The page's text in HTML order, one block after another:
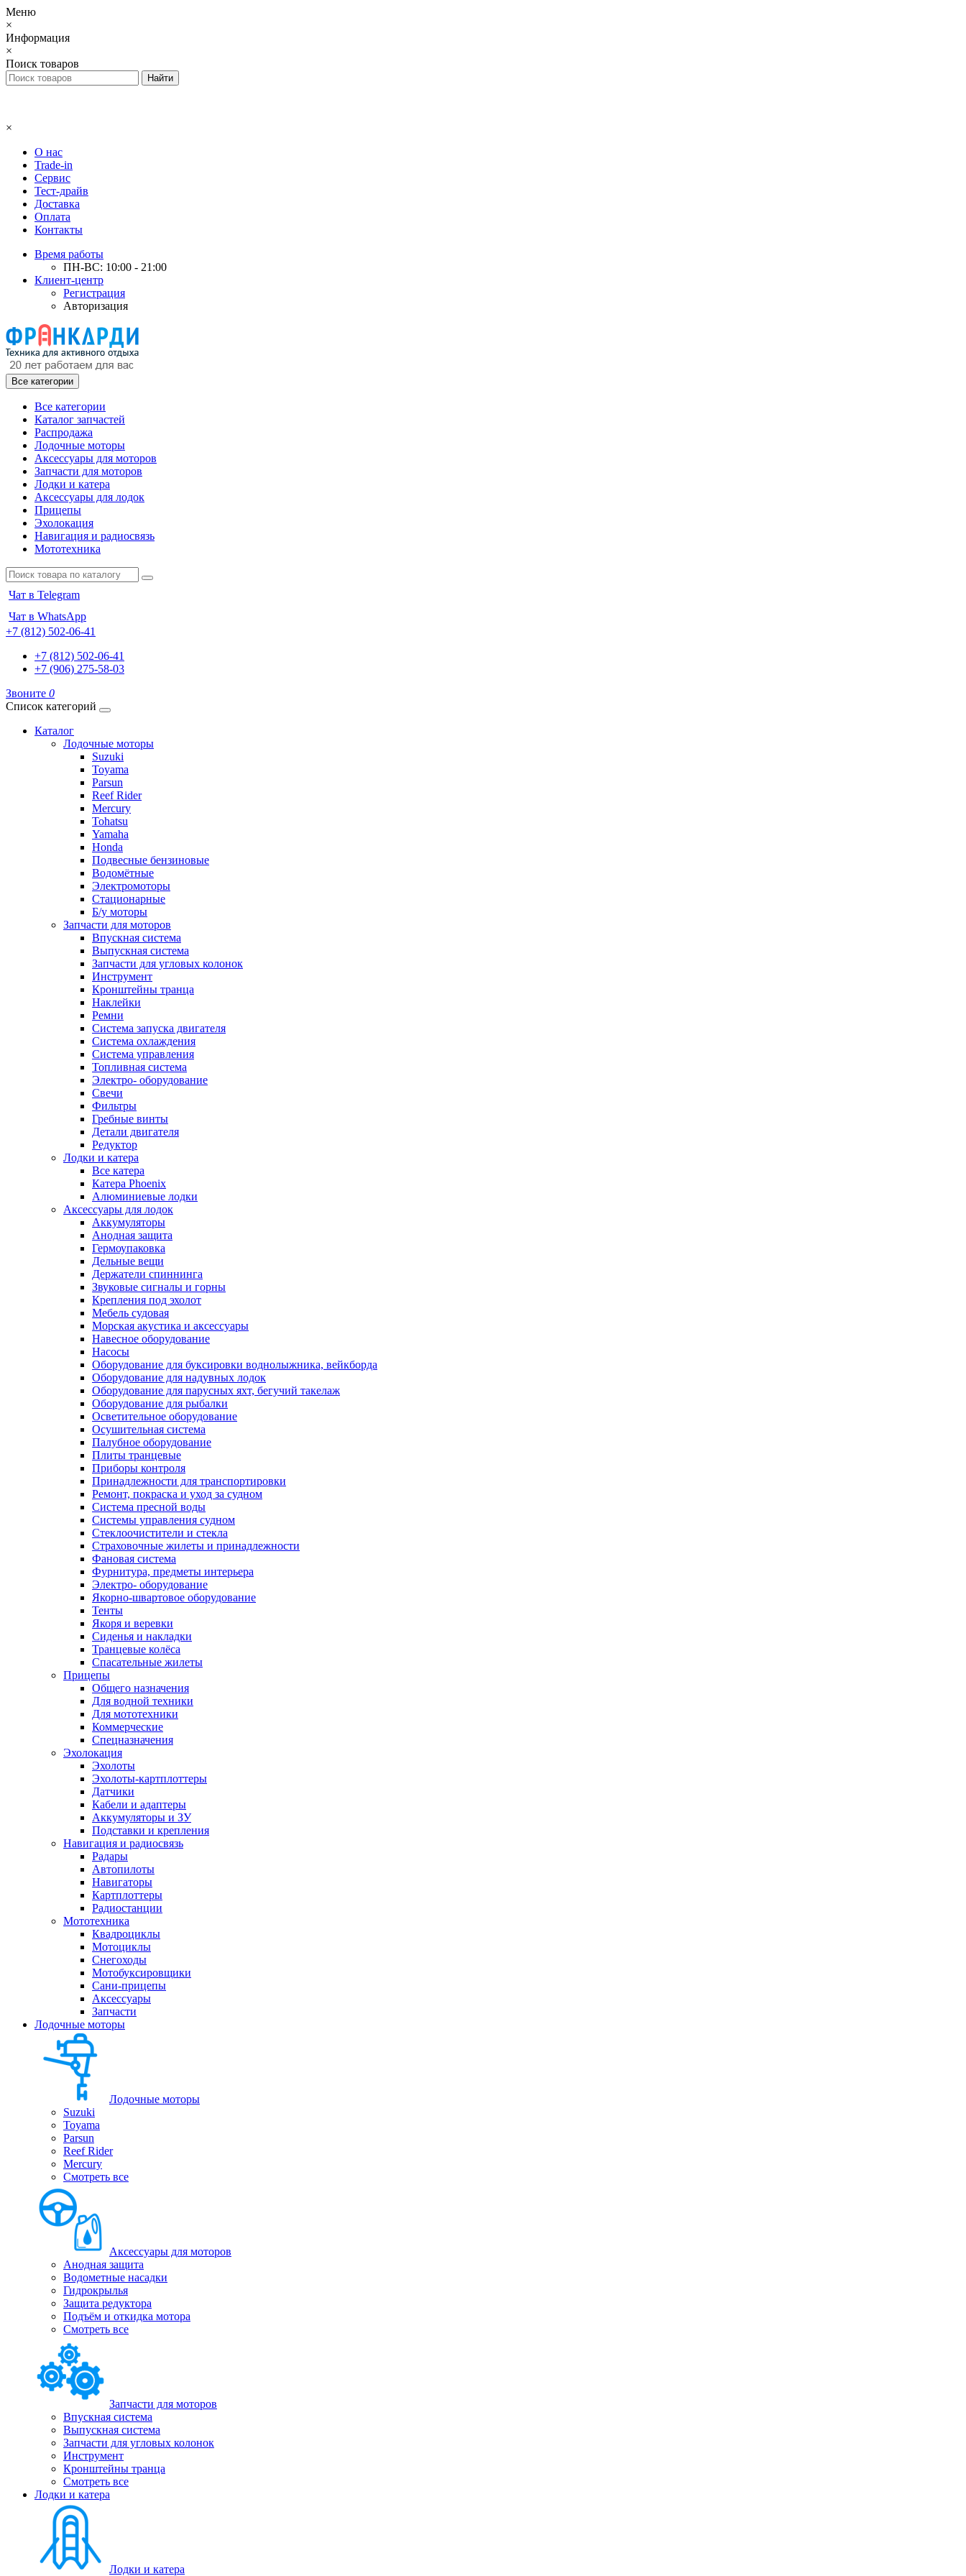
Меню
×
Информация
×
Поиск товаров
×
О нас
Trade-in
Сервис
Тест-драйв
Доставка
Оплата
Контакты
Время работы
ПН-ВС: 10:00 - 21:00
Клиент-центр
Регистрация
Авторизация
Все категории
Все категории
Каталог запчастей
Распродажа
Лодочные моторы
Аксессуары для моторов
Запчасти для моторов
Лодки и катера
Аксессуары для лодок
Прицепы
Эхолокация
Навигация и радиосвязь
Мототехника
Чат в Telegram
Чат в WhatsApp
+7 (812) 502-06-41
+7 (812) 502-06-41
+7 (906) 275-58-03
Звоните 0
Список категорий
Каталог
Лодочные моторы
Suzuki
Toyama
Parsun
Reef Rider
Mercury
Tohatsu
Yamaha
Honda
Подвесные бензиновые
Водомётные
Электромоторы
Стационарные
Б/у моторы
Запчасти для моторов
Впускная система
Выпускная система
Запчасти для угловых колонок
Инструмент
Кронштейны транца
Наклейки
Ремни
Система запуска двигателя
Система охлаждения
Система управления
Топливная система
Электро- оборудование
Свечи
Фильтры
Гребные винты
Детали двигателя
Редуктор
Лодки и катера
Все катера
Катера Phoenix
Алюминиевые лодки
Аксессуары для лодок
Аккумуляторы
Анодная защита
Гермоупаковка
Дельные вещи
Держатели спиннинга
Звуковые сигналы и горны
Крепления под эхолот
Мебель судовая
Морская акустика и аксессуары
Навесное оборудование
Насосы
Оборудование для буксировки воднолыжника, вейкборда
Оборудование для надувных лодок
Оборудование для парусных яхт, бегучий такелаж
Оборудование для рыбалки
Осветительное оборудование
Осушительная система
Палубное оборудование
Плиты транцевые
Приборы контроля
Принадлежности для транспортировки
Ремонт, покраска и уход за судном
Система пресной воды
Системы управления судном
Стеклоочистители и стекла
Страховочные жилеты и принадлежности
Фановая система
Фурнитура, предметы интерьера
Электро- оборудование
Якорно-швартовое оборудование
Тенты
Якоря и веревки
Сиденья и накладки
Транцевые колёса
Спасательные жилеты
Прицепы
Общего назначения
Для водной техники
Для мототехники
Коммерческие
Спецназначения
Эхолокация
Эхолоты
Эхолоты-картплоттеры
Датчики
Кабели и адаптеры
Аккумуляторы и ЗУ
Подставки и крепления
Навигация и радиосвязь
Радары
Автопилоты
Навигаторы
Картплоттеры
Радиостанции
Мототехника
Квадроциклы
Мотоциклы
Снегоходы
Мотобуксировщики
Сани-прицепы
Аксессуары
Запчасти
Лодочные моторы
Лодочные моторы
Suzuki
Toyama
Parsun
Reef Rider
Mercury
Смотреть все
Аксессуары для моторов
Анодная защита
Водометные насадки
Гидрокрылья
Защита редуктора
Подъём и откидка мотора
Смотреть все
Запчасти для моторов
Впускная система
Выпускная система
Запчасти для угловых колонок
Инструмент
Кронштейны транца
Смотреть все
Лодки и катера
Лодки и катера